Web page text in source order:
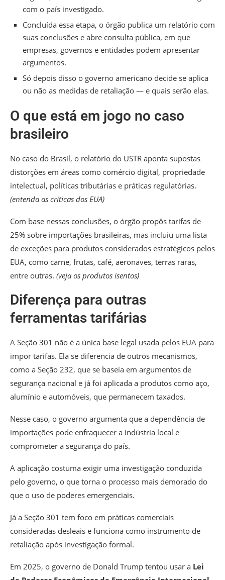
com o país investigado.
Concluída essa etapa, o órgão publica um relatório com
suas conclusões e abre consulta pública, em que
empresas, governos e entidades podem apresentar
argumentos.
Só depois disso o governo americano decide se aplica
ou não as medidas de retaliação — e quais serão elas.
O que está em jogo no caso
brasileiro
No caso do Brasil, o relatório do USTR aponta supostas
distorções em áreas como comércio digital, propriedade
intelectual, políticas tributárias e práticas regulatórias.
(entenda as críticas dos EUA)
Com base nessas conclusões, o órgão propôs tarifas de
25% sobre importações brasileiras, mas incluiu uma lista
de exceções para produtos considerados estratégicos pelos
EUA, como carne, frutas, café, aeronaves, terras raras,
entre outras. (veja os produtos isentos)
Diferença para outras
ferramentas tarifárias
A Seção 301 não é a única base legal usada pelos EUA para
impor tarifas. Ela se diferencia de outros mecanismos,
como a Seção 232, que se baseia em argumentos de
segurança nacional e já foi aplicada a produtos como aço,
alumínio e automóveis, que permanecem taxados.
Nesse caso, o governo argumenta que a dependência de
importações pode enfraquecer a indústria local e
comprometer a segurança do país.
A aplicação costuma exigir uma investigação conduzida
pelo governo, o que torna o processo mais demorado do
que o uso de poderes emergenciais.
Já a Seção 301 tem foco em práticas comerciais
consideradas desleais e funciona como instrumento de
retaliação após investigação formal.
Em 2025, o governo de Donald Trump tentou usar a Lei